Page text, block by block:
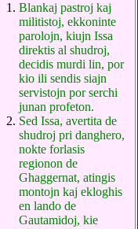
Blankaj pastroj kaj
militistoj, ekkoninte
parolojn, kiujn Issa
direktis al shudroj,
decidis murdi lin, por
kio ili sendis siajn
servistojn por serchi
junan profeton.
Sed Issa, avertita de
shudroj pri danghero,
nokte forlasis
regionon de
Ghaggernat, atingis
montojn kaj ekloghis
en lando de
Gautamidoj, kie